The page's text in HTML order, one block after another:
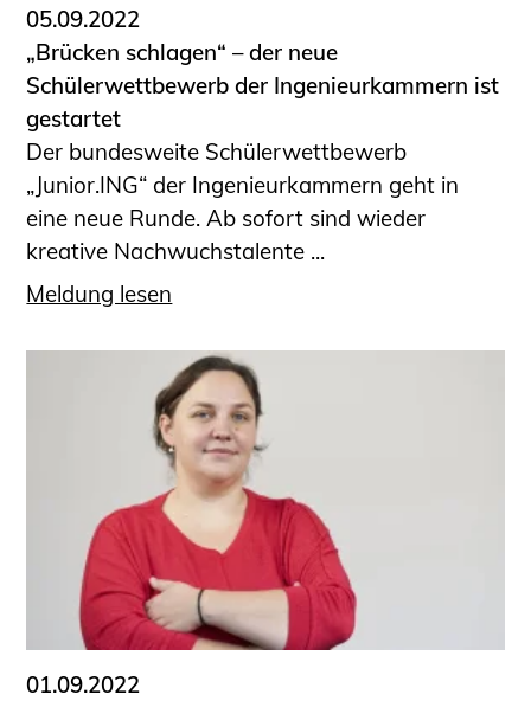
05.09.2022
„Brücken schlagen“ – der neue
Schülerwettbewerb der Ingenieurkammern ist
gestartet
Der bundesweite Schülerwettbewerb
„Junior.ING“ der Ingenieurkammern geht in
eine neue Runde. Ab sofort sind wieder
kreative Nachwuchstalente ...
Meldung lesen
01.09.2022